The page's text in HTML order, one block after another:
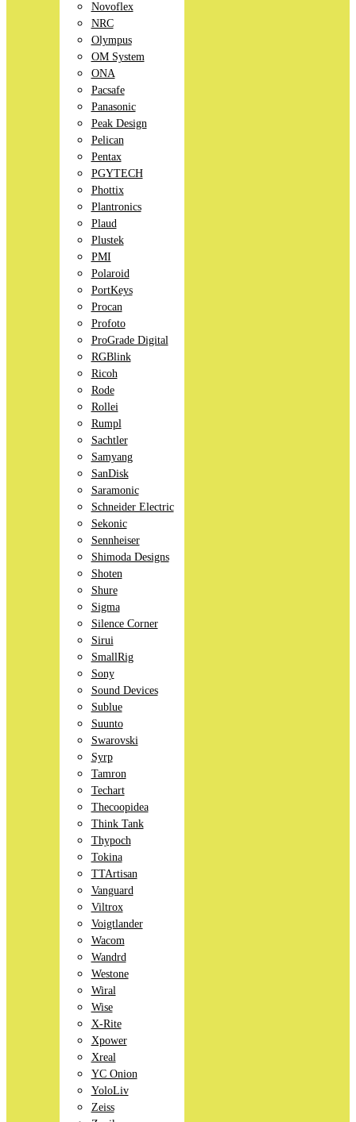
Novoflex
NRC
Olympus
OM System
ONA
Pacsafe
Panasonic
Peak Design
Pelican
Pentax
PGYTECH
Phottix
Plantronics
Plaud
Plustek
PMI
Polaroid
PortKeys
Procan
Profoto
ProGrade Digital
RGBlink
Ricoh
Rode
Rollei
Rumpl
Sachtler
Samyang
SanDisk
Saramonic
Schneider Electric
Sekonic
Sennheiser
Shimoda Designs
Shoten
Shure
Sigma
Silence Corner
Sirui
SmallRig
Sony
Sound Devices
Sublue
Suunto
Swarovski
Syrp
Tamron
Techart
Thecoopidea
Think Tank
Thypoch
Tokina
TTArtisan
Vanguard
Viltrox
Voigtlander
Wacom
Wandrd
Westone
Wiral
Wise
X-Rite
Xpower
Xreal
YC Onion
YoloLiv
Zeiss